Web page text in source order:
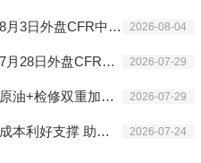
生意社：8月3日外盘CFR中国PTA主流价格下调 2026-08-04
生意社：7月28日外盘CFR中国PTA主流价格下调 2026-07-29
生意社：原油+检修双重加持 7月PTA价格震荡上行 2026-07-29
生意社：成本利好支撑 助推PTA价格上行 2026-07-24